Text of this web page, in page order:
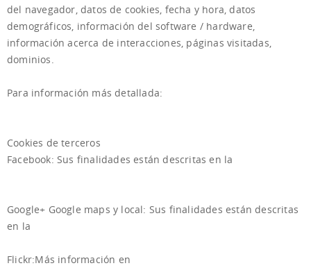
del navegador, datos de cookies, fecha y hora, datos
demográficos, información del software / hardware,
información acerca de interacciones, páginas visitadas,
dominios.
Para información más detallada:
Cookies de terceros
Facebook: Sus finalidades están descritas en la
Google+ Google maps y local: Sus finalidades están descritas
en la
Flickr:Más información en